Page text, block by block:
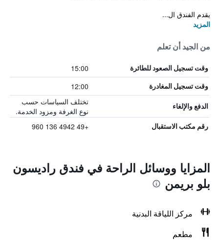
يقدم الفندق ال...
المزيد
من الجيد أن تعلم
وقت تسجيل الصعود للطائرة 15:00
وقت تسجيل المغادرة 12:00
الدفع والإلغاء
تختلف السياسات حسب
نوع الغرفة ومزود الخدمة.
رقم مكتب الاستقبال +49 4942 136 960
المزايا ووسائل الراحة في فندق راديسون
بلو بريمن
مركز اللياقة البدنية
مطعم